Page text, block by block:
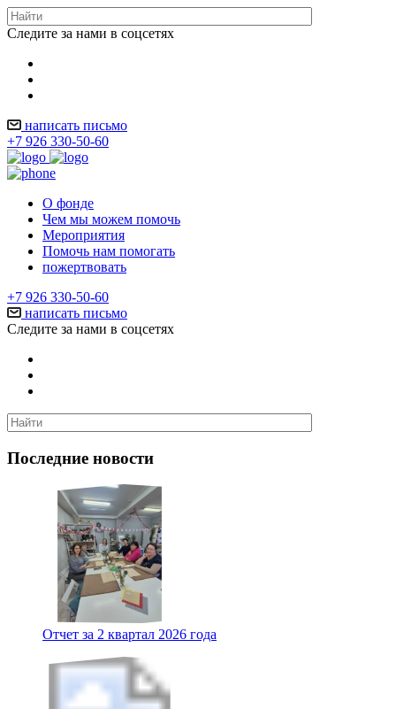
Следите за нами в соцсетях
написать письмо
+7 926 330-50-60
О фонде
Чем мы можем помочь
Мероприятия
Помочь нам помогать
пожертвовать
+7 926 330-50-60
написать письмо
Следите за нами в соцсетях
Последние новости
Отчет за 2 квартал 2026 года